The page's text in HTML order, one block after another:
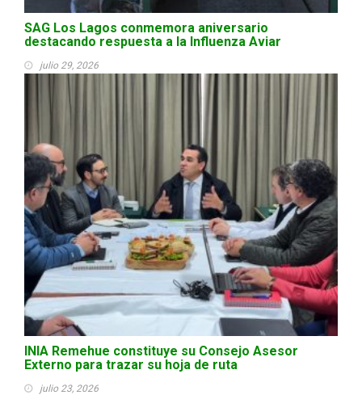
SAG Los Lagos conmemora aniversario
destacando respuesta a la Influenza Aviar
julio 29, 2026
INIA Remehue constituye su Consejo Asesor
Externo para trazar su hoja de ruta
julio 23, 2026